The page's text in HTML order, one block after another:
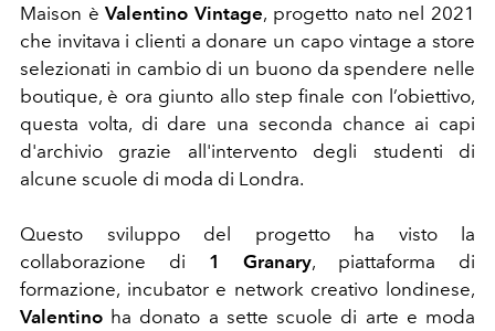
Maison èValentino Vintage, progetto nato nel 2021
che invitava i clienti a donare un capo vintage a store
selezionati in cambio di un buono da spendere nelle
boutique, è ora giunto allo step finale con l’obiettivo,
questa volta, di dare una seconda chance ai capi
d'archivio grazie all'intervento degli studenti di
alcune scuole di moda di Londra.
Questo sviluppo del progetto ha visto la
collaborazione di 1 Granary, piattaforma di
formazione, incubator e network creativo londinese,
Valentino ha donato a sette scuole di arte e moda